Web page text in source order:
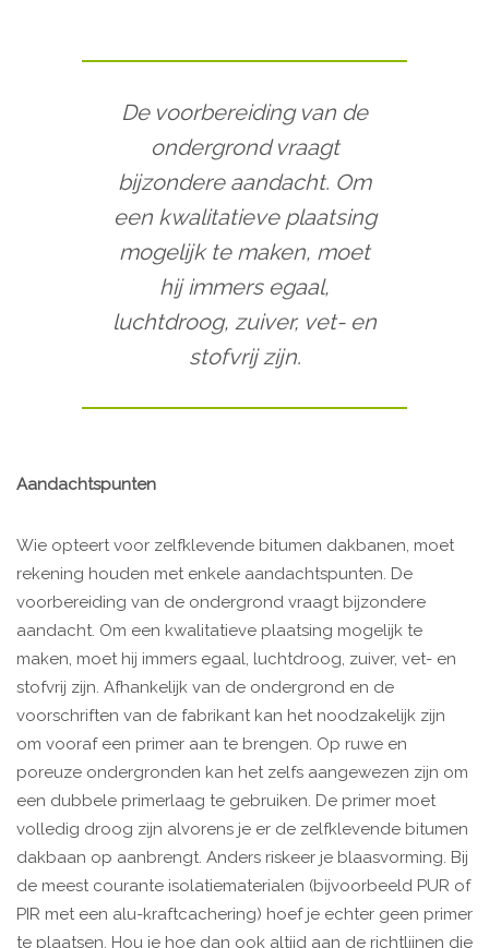
De voorbereiding van de
ondergrond vraagt
bijzondere aandacht. Om
een kwalitatieve plaatsing
mogelijk te maken, moet
hij immers egaal,
luchtdroog, zuiver, vet- en
stofvrij zijn.
Aandachtspunten
Wie opteert voor zelfklevende bitumen dakbanen, moet
rekening houden met enkele aandachtspunten. De
voorbereiding van de ondergrond vraagt bijzondere
aandacht. Om een kwalitatieve plaatsing mogelijk te
maken, moet hij immers egaal, luchtdroog, zuiver, vet- en
stofvrij zijn. Afhankelijk van de ondergrond en de
voorschriften van de fabrikant kan het noodzakelijk zijn
om vooraf een primer aan te brengen. Op ruwe en
poreuze ondergronden kan het zelfs aangewezen zijn om
een dubbele primerlaag te gebruiken. De primer moet
volledig droog zijn alvorens je er de zelfklevende bitumen
dakbaan op aanbrengt. Anders riskeer je blaasvorming. Bij
de meest courante isolatiematerialen (bijvoorbeeld PUR of
PIR met een alu-kraftcachering) hoef je echter geen primer
te plaatsen. Hou je hoe dan ook altijd aan de richtlijnen die